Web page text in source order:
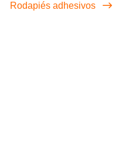
Rodapiés adhesivos